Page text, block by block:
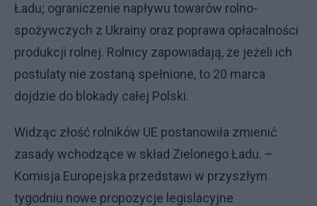
Ładu; ograniczenie napływu towarów rolno-
spożywczych z Ukrainy oraz poprawa opłacalności
produkcji rolnej. Rolnicy zapowiadają, że jeżeli ich
postulaty nie zostaną spełnione, to 20 marca
dojdzie do blokady całej Polski.
Widząc złość rolników UE postanowiła zmienić
zasady wchodzące w skład Zielonego Ładu. –
Komisja Europejska przedstawi w przyszłym
tygodniu nowe propozycje legislacyjne